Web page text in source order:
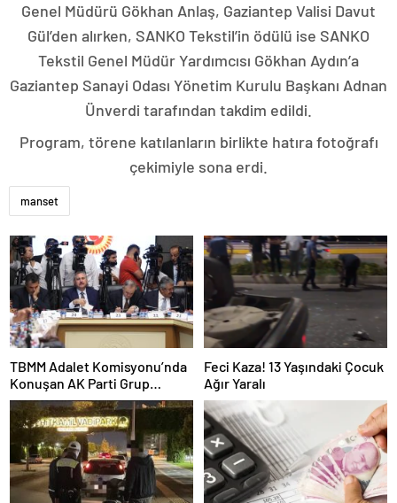
Genel Müdürü Gökhan Anlaş, Gaziantep Valisi Davut
Gül’den alırken, SANKO Tekstil’in ödülü ise SANKO
Tekstil Genel Müdür Yardımcısı Gökhan Aydın’a
Gaziantep Sanayi Odası Yönetim Kurulu Başkanı Adnan
Ünverdi tarafından takdim edildi.
Program, törene katılanların birlikte hatıra fotoğrafı
çekimiyle sona erdi.
manset
TBMM Adalet Komisyonu’nda
Konuşan AK Parti Grup
Başkanvekili Abdulhamit Gül:
“Kanun Teklifi Milletimizin
Teklifidir”
Feci Kaza! 13 Yaşındaki Çocuk
Ağır Yaralı